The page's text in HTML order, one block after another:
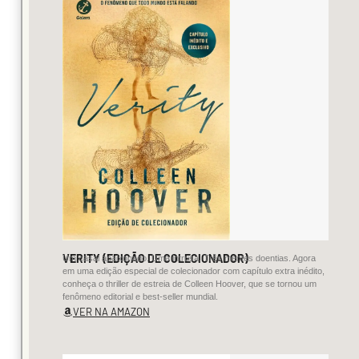
censurado
pela
ditadura,
gerando
protestos
visibilidade
internacional.
Foi
uma
militante
incansável
pelos
direitos
mulheres,
VERITY (EDIÇÃO DE COLECIONADOR)
Um casal apaixonado. Uma intrusa. Três mentes doentias. Agora
em uma edição especial de colecionador com capítulo extra inédito,
conheça o thriller de estreia de Colleen Hoover, que se tornou um
fenômeno editorial e best-seller mundial.
VER NA AMAZON